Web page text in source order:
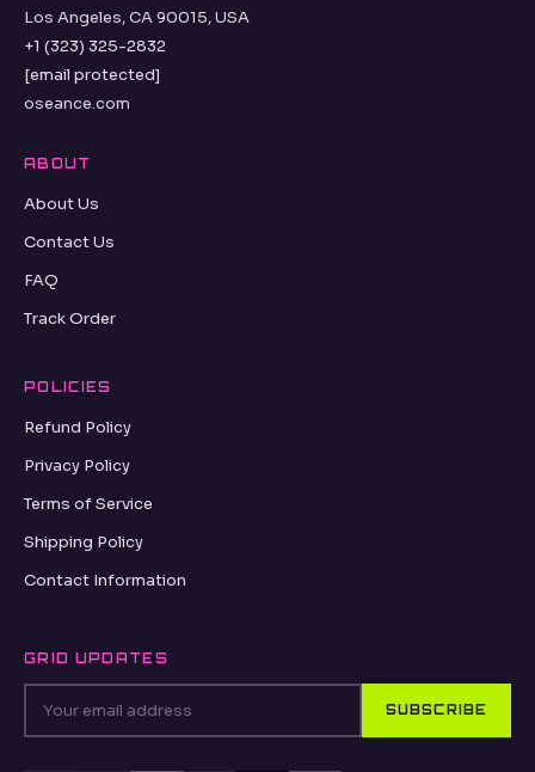
Los Angeles, CA 90015, USA
+1 (323) 325-2832
[email protected]
oseance.com
ABOUT
About Us
Contact Us
FAQ
Track Order
POLICIES
Refund Policy
Privacy Policy
Terms of Service
Shipping Policy
Contact Information
GRID UPDATES
SUBSCRIBE